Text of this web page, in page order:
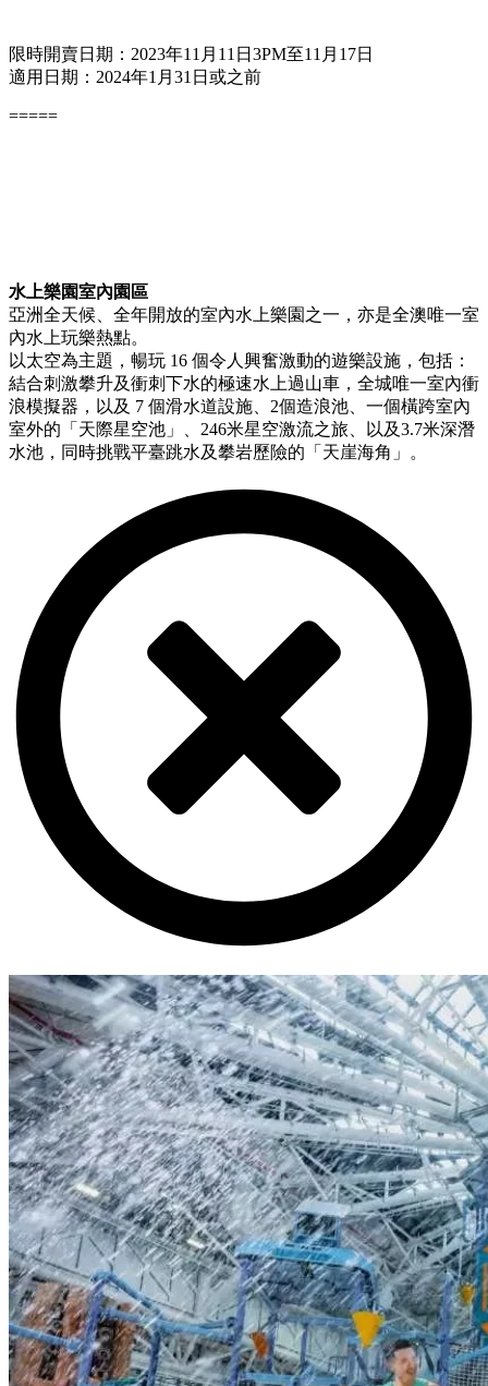
限時開賣日期：2023年11月11日3PM至11月17日
適用日期：2024年1月31日或之前
=====
水上樂園室內園區
亞洲全天候、全年開放的室內水上樂園之一，亦是全澳唯一室
內水上玩樂熱點。
以太空為主題，暢玩 16 個令人興奮激動的遊樂設施，包括：
結合刺激攀升及衝刺下水的極速水上過山車，全城唯一室內衝
浪模擬器，以及 7 個滑水道設施、2個造浪池、一個橫跨室內
室外的「天際星空池」、246米星空激流之旅、以及3.7米深潛
水池，同時挑戰平臺跳水及攀岩歷險的「天崖海角」。